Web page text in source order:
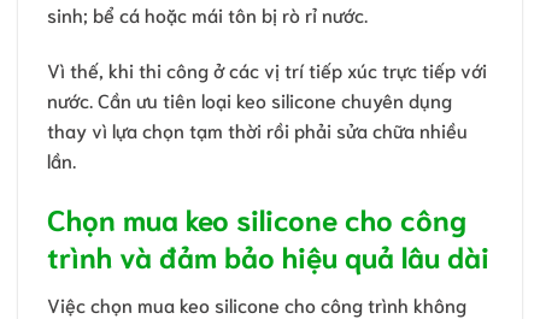
sinh; bể cá hoặc mái tôn bị rò rỉ nước.
Vì thế, khi thi công ở các vị trí tiếp xúc trực tiếp với
nước. Cần ưu tiên loại keo silicone chuyên dụng
thay vì lựa chọn tạm thời rồi phải sửa chữa nhiều
lần.
Chọn mua keo silicone cho công
trình và đảm bảo hiệu quả lâu dài
Việc chọn mua keo silicone cho công trình không